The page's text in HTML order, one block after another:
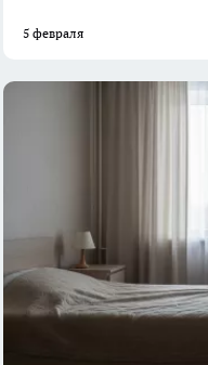
5 февраля